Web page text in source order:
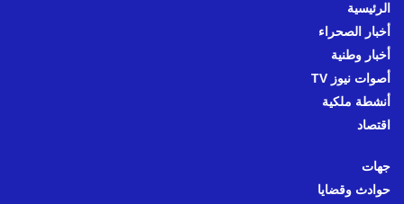
الرئيسية
أخبار الصحراء
أخبار وطنية
أصوات نيوز TV
أنشطة ملكية
اقتصاد
جهات
حوادث وقضايا